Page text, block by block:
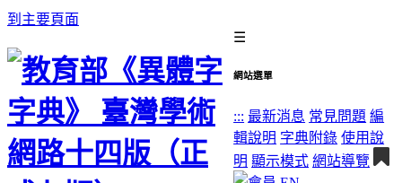
到主要頁面
☰
網站選單
::: 最新消息 常見問題 編
輯說明 字典附錄 使用說
明 顯示模式 網站導覽